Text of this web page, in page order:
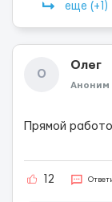
еще (+1)
О
Олег
Аноним
Прямой
12